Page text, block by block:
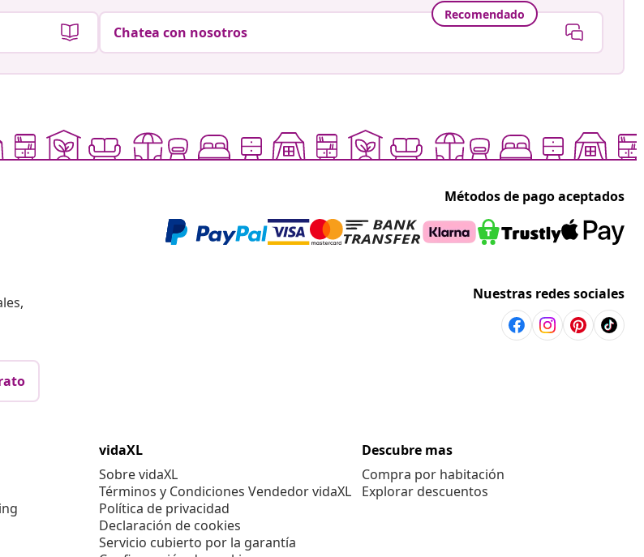
Recomendado
Chatea con nosotros
Métodos de pago aceptados
Nuestras redes sociales
vidaXL
Sobre vidaXL
Términos y Condiciones Vendedor vidaXL
Política de privacidad
Declaración de cookies
Servicio cubierto por la garantía
Descubre mas
Compra por habitación
Explorar descuentos